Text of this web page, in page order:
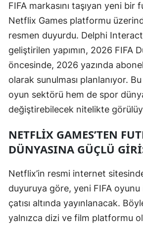
FIFA markasını taşıyan yeni
Netflix Games platformu
resmen duyurdu. Delphi
geliştirilen yapımın, 2026 FIFA
öncesinde, 2026 yazında
olarak sunulması planlanıyor.
oyun sektörü hem de spor
değiştirebilecek nitelikte
NETFLIX GAMES’TEN
DÜNYASINA GÜÇLÜ
Netflix’in resmi internet
duyuruya göre, yeni FIFA
çatısı altında yayınlanacak.
yalnızca dizi ve film platformu